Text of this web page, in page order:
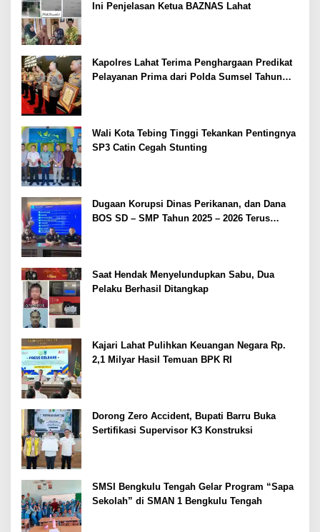
Ini Penjelasan Ketua BAZNAS Lahat
Kapolres Lahat Terima Penghargaan Predikat
Pelayanan Prima dari Polda Sumsel Tahun
Wali Kota Tebing Tinggi Tekankan Pentingnya
SP3 Catin Cegah Stunting
Dugaan Korupsi Dinas Perikanan, dan Dana
BOS SD – SMP Tahun 2025 – 2026 Terus
Saat Hendak Menyelundupkan Sabu, Dua
Pelaku Berhasil Ditangkap
Kajari Lahat Pulihkan Keuangan Negara Rp.
2,1 Milyar Hasil Temuan BPK RI
Dorong Zero Accident, Bupati Barru Buka
Sertifikasi Supervisor K3 Konstruksi
SMSI Bengkulu Tengah Gelar Program “Sapa
Sekolah” di SMAN 1 Bengkulu Tengah